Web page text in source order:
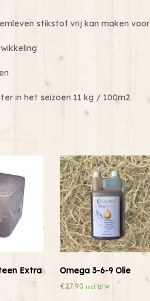
stikstof vrij kan maken voor
in het seizoen 11 kg / 100m2.
Extra
Omega 3-6-9 Olie
€27.90 incl. BTW